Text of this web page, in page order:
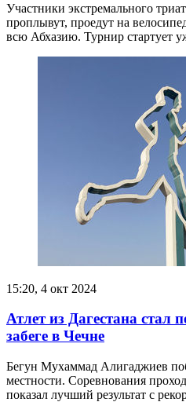
Участники экстремального
проплывут, проедут на
всю Абхазию. Турнир стартует
15:20, 4 окт 2024
Атлет из Дагестана стал
забеге в Чечне
Бегун Мухаммад Алигаджиев
местности. Соревнования
показал лучший результат с